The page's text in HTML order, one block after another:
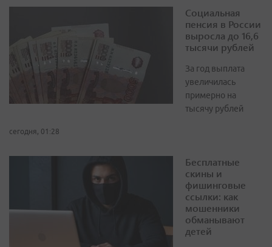
Социальная
пенсия в России
выросла до 16,6
тысячи рублей
За год выплата
увеличилась
примерно на
тысячу рублей
сегодня, 01:28
Бесплатные
скины и
фишинговые
ссылки: как
мошенники
обманывают
детей